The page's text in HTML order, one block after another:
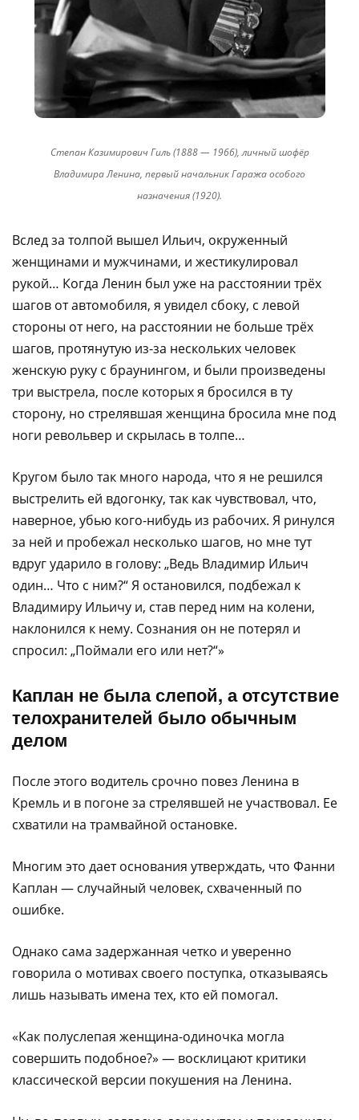
Степан Казимирович Гиль (1888 — 1966), личный шофёр
Владимира Ленина, первый начальник Гаража особого
назначения (1920).
Вслед за толпой вышел Ильич, окруженный
женщинами и мужчинами, и жестикулировал
рукой… Когда Ленин был уже на расстоянии трёх
шагов от автомобиля, я увидел сбоку, с левой
стороны от него, на расстоянии не больше трёх
шагов, протянутую из-за нескольких человек
женскую руку с браунингом, и были произведены
три выстрела, после которых я бросился в ту
сторону, но стрелявшая женщина бросила мне под
ноги револьвер и скрылась в толпе…
Кругом было так много народа, что я не решился
выстрелить ей вдогонку, так как чувствовал, что,
наверное, убью кого-нибудь из рабочих. Я ринулся
за ней и пробежал несколько шагов, но мне тут
вдруг ударило в голову: „Ведь Владимир Ильич
один… Что с ним?“ Я остановился, подбежал к
Владимиру Ильичу и, став перед ним на колени,
наклонился к нему. Сознания он не потерял и
спросил: „Поймали его или нет?“»
Каплан не была слепой, а отсутствие
телохранителей было обычным
делом
После этого водитель срочно повез Ленина в
Кремль и в погоне за стрелявшей не участвовал. Ее
схватили на трамвайной остановке.
Многим это дает основания утверждать, что Фанни
Каплан — случайный человек, схваченный по
ошибке.
Однако сама задержанная четко и уверенно
говорила о мотивах своего поступка, отказываясь
лишь называть имена тех, кто ей помогал.
«Как полуслепая женщина-одиночка могла
совершить подобное?» — восклицают критики
классической версии покушения на Ленина.